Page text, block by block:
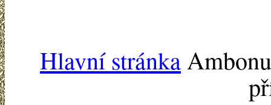
Hlavní stránka